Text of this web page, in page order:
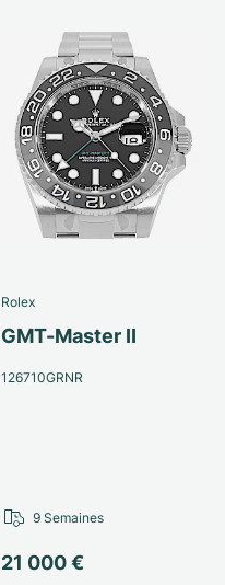
Rolex
GMT-Master II
126710GRNR
21 000 €
9 Semaines